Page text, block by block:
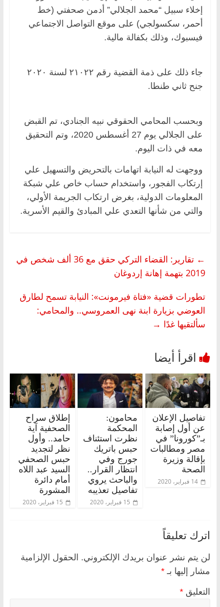
إخلاء سبيل “محمد الجلالي” أدمن صحفتي (خط
أحمر، سكسولجي) على موقع التواصل الاجتماعي
فيسبوك، وذلك بكفالة مالية.
جاء ذلك على ذمة القضية رقم ٢١٠٢٢ لسنة ٢٠٢٠
جنح ثاني طنطا.
وبحسب المحامي الحقوقي نبيه الجنادي، تم القبض
على الجلالي يوم 27 أغسطس 2020، وتم التحقيق
معه في ذات اليوم.
ووجهت له النيابة اتهامات بالتحريض والتسهيل علي
إرتكاب الفجور، واستخدام حساب خاص علي شبكة
المعلومات الدولية، بغرض ارتكاب الجريمة الأولي،
والتي من شأنها التعدي علي المبادئ والقيم الأسرية.
←
تقارير: القضاء التركي حقق مع 36 ألف شخص في
2019 بتهمة إهانة إردوغان
تطورات قضية «فتاة فيرمونت»: النيابة تسمح لطارق
العوضي بزيارة ابنة نهى العمروسي.. والمحامي:
سألتقيها غدًا →
تفاصيل الإعلان
عن أول إصابة
بـ”كورونا” في
مصر ومطالبات
بإقالة وزيرة
الصحة
14 فبراير، 2020
محامون:
المحكمة
نظرت استئناف
حبس باتريك
جورج وفي
انتظار القرار..
والباحث يروي
تفاصيل تعذيبه
15 فبراير، 2020
إطلاق سراح
الصحفية آية
حامد.. وأول
نظر لتجديد
حبس الصحفي
السيد عبد اللاه
أمام دائرة
المشورة
15 فبراير، 2020
اترك تعليقاً
لن يتم نشر عنوان بريدك الإلكتروني. الحقول الإلزامية
مشار إليها بـ *
التعليق *